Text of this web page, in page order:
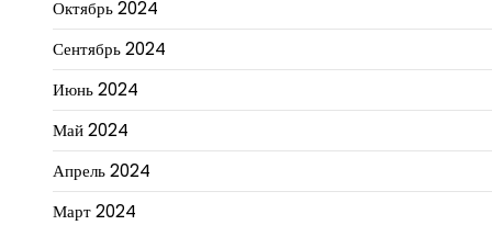
Октябрь 2024
Сентябрь 2024
Июнь 2024
Май 2024
Апрель 2024
Март 2024